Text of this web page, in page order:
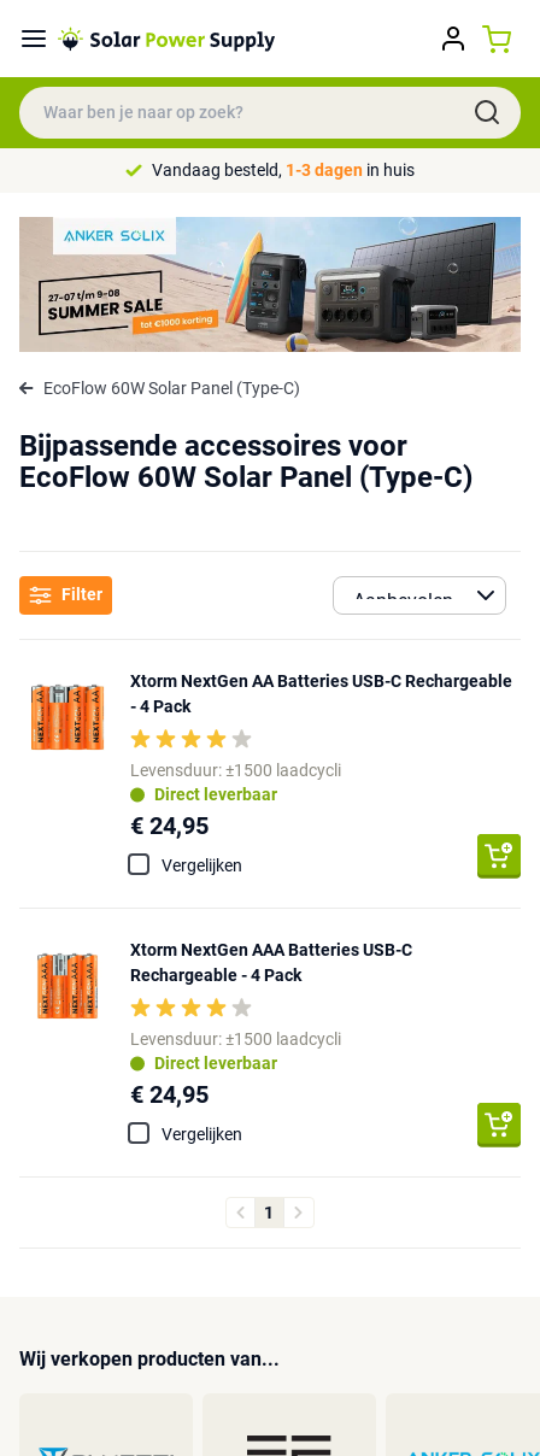
Vandaag besteld, 1-3 dagen in huis
EcoFlow 60W Solar Panel (Type-C)
Bijpassende accessoires voor
EcoFlow 60W Solar Panel (Type-C)
Filter
Xtorm NextGen AA Batteries USB-C Rechargeable
- 4 Pack
Levensduur: ±1500 laadcycli
Direct leverbaar
€ 24,95
Vergelijken
Xtorm NextGen AAA Batteries USB-C
Rechargeable - 4 Pack
Levensduur: ±1500 laadcycli
Direct leverbaar
€ 24,95
Vergelijken
1
Wij verkopen producten van...